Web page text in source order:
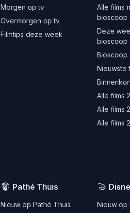
Morgen op tv
Overmorgen op tv
Filmtips deze week
Alle films
bioscoop
Deze
bioscoop
Bioscoop
Nieuwste
Alle films
Alle films
Alle films
Pathé Thuis
Nieuw op Pathé Thuis
Nieuw op